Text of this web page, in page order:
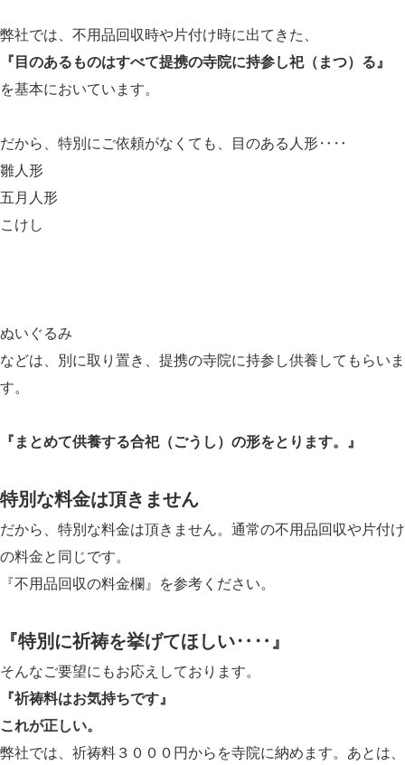
弊社では、不用品回収時や片付け時に出てきた、
『目のあるものはすべて提携の寺院に持参し祀（まつ）る』
を基本においています。
だから、特別にご依頼がなくても、目のある人形‥‥
雛人形
五月人形
こけし
ぬいぐるみ
などは、別に取り置き、提携の寺院に持参し供養してもらいま
す。
『まとめて供養する合祀（ごうし）の形をとります。』
特別な料金は頂きません
だから、特別な料金は頂きません。通常の不用品回収や片付け
の料金と同じです。
『不用品回収の料金欄』を参考ください。
『特別に祈祷を挙げてほしい‥‥』
そんなご要望にもお応えしております。
『祈祷料はお気持ちです』
これが正しい。
弊社では、祈祷料３０００円からを寺院に納めます。あとは、